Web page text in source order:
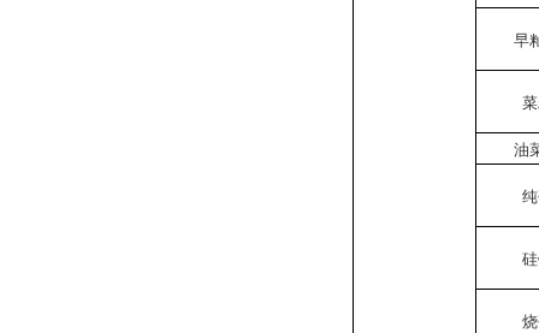
早
油